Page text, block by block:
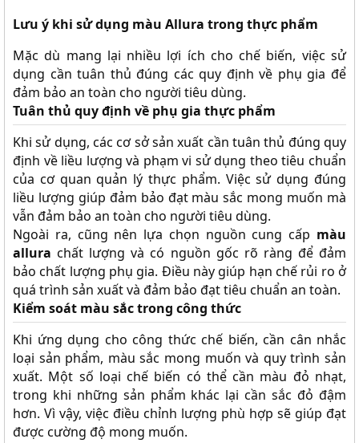
Lưu ý khi sử dụng màu Allura trong thực phẩm
Mặc dù mang lại nhiều lợi ích cho chế biến, việc sử
dụng cần tuân thủ đúng các quy định về phụ gia để
đảm bảo an toàn cho người tiêu dùng.
Tuân thủ quy định về phụ gia thực phẩm
Khi sử dụng, các cơ sở sản xuất cần tuân thủ đúng quy
định về liều lượng và phạm vi sử dụng theo tiêu chuẩn
của cơ quan quản lý thực phẩm. Việc sử dụng đúng
liều lượng giúp đảm bảo đạt màu sắc mong muốn mà
vẫn đảm bảo an toàn cho người tiêu dùng.
Ngoài ra, cũng nên lựa chọn nguồn cung cấp màu
allura chất lượng và có nguồn gốc rõ ràng để đảm
bảo chất lượng phụ gia. Điều này giúp hạn chế rủi ro ở
quá trình sản xuất và đảm bảo đạt tiêu chuẩn an toàn.
Kiểm soát màu sắc trong công thức
Khi ứng dụng cho công thức chế biến, cần cân nhắc
loại sản phẩm, màu sắc mong muốn và quy trình sản
xuất. Một số loại chế biến có thể cần màu đỏ nhạt,
trong khi những sản phẩm khác lại cần sắc đỏ đậm
hơn. Vì vậy, việc điều chỉnh lượng phù hợp sẽ giúp đạt
được cường độ mong muốn.